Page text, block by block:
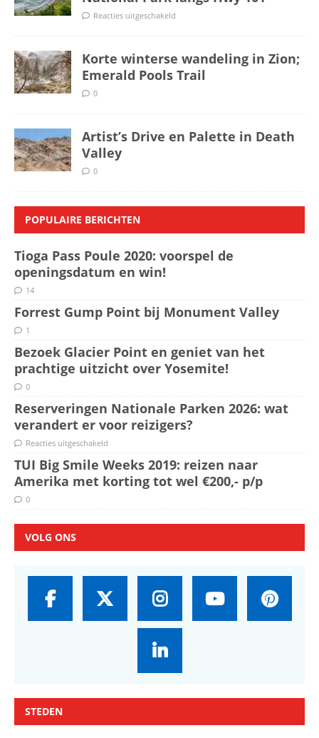
Reacties uitgeschakeld
Korte winterse wandeling in Zion;
Emerald Pools Trail
0
Artist’s Drive en Palette in Death
Valley
0
POPULAIRE BERICHTEN
Tioga Pass Poule 2020: voorspel de
openingsdatum en win!
14
Forrest Gump Point bij Monument Valley
1
Bezoek Glacier Point en geniet van het
prachtige uitzicht over Yosemite!
0
Reserveringen Nationale Parken 2026: wat
verandert er voor reizigers?
Reacties uitgeschakeld
TUI Big Smile Weeks 2019: reizen naar
Amerika met korting tot wel €200,- p/p
0
VOLG ONS
STEDEN